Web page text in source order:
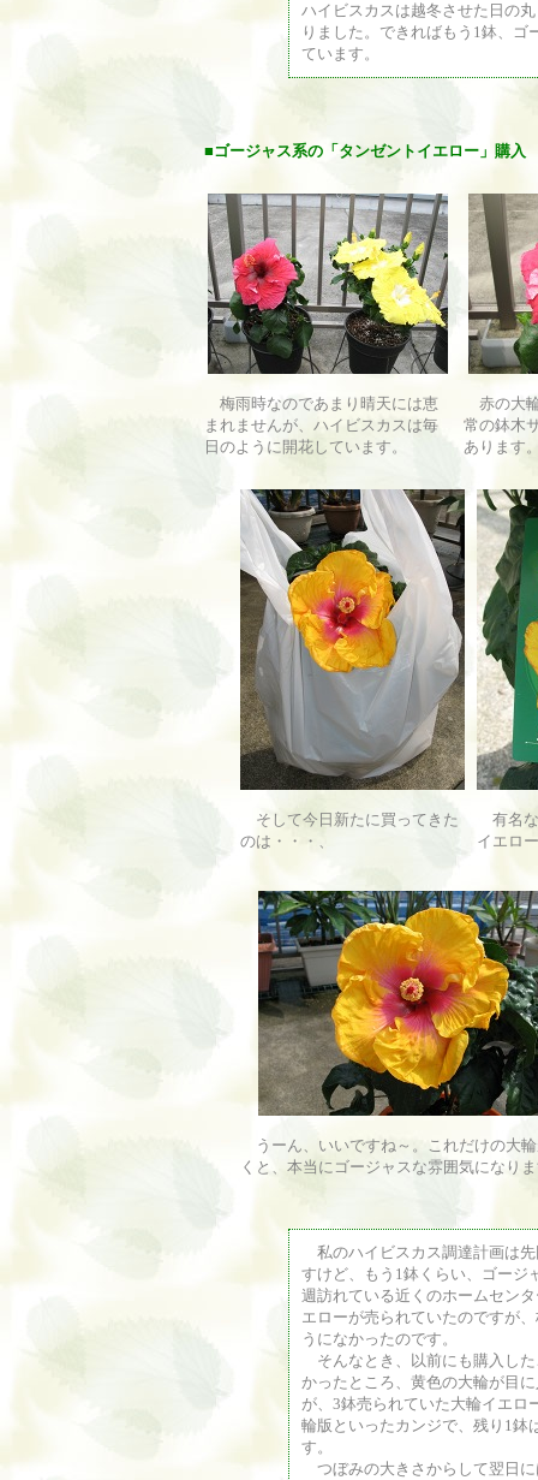
ハイビスカスは越冬させた日の
りました。できればもう1鉢、
ています。
■ゴージャス系の「タンゼントイエロー」購入
梅雨時なのであまり晴天には恵
まれませんが、ハイビスカスは毎
日のように開花しています。
赤の大
常の鉢木
あります
そして今日新たに買ってきた
のは・・・、
有名な
イエロ
うーん、いいですね～。これだけの大
くと、本当にゴージャスな雰囲気になり
私のハイビスカス調達計画は
すけど、もう1鉢くらい、ゴージ
週訪れている近くのホームセン
エローが売られていたのですが
うになかったのです。
そんなとき、以前にも購入し
かったところ、黄色の大輪が目
が、3鉢売られていた大輪イエロ
輪版といったカンジで、残り1鉢
す。
つぼみの大きさからして翌日